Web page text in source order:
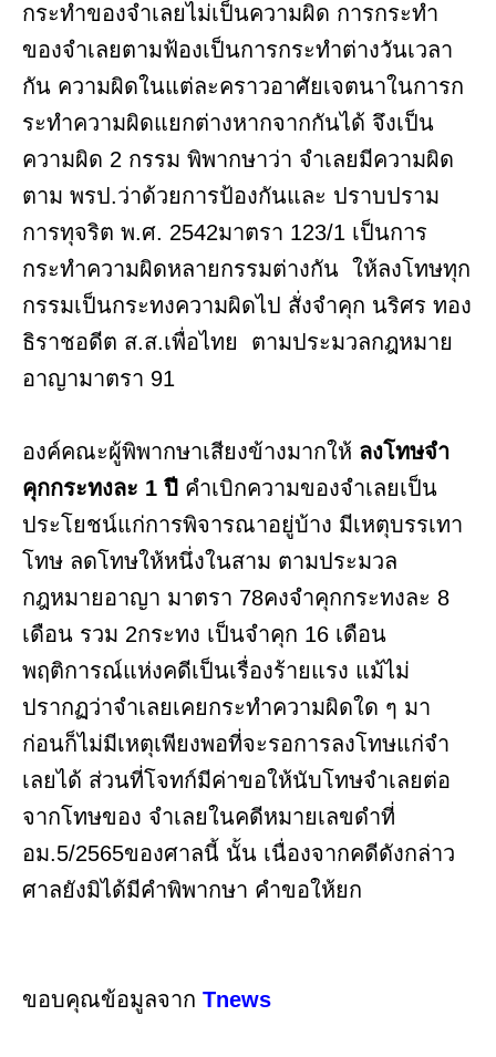
กระทำของจำเลยไม่เป็นความผิด การกระทํา
ของจำเลยตามฟ้องเป็นการกระทำต่างวันเวลา
กัน ความผิดในแต่ละคราวอาศัยเจตนาในการก
ระทําความผิดแยกต่างหากจากกันได้ จึงเป็น
ความผิด 2 กรรม พิพากษาว่า จำเลยมีความผิด
ตาม พรป.ว่าด้วยการป้องกันและ ปราบปราม
การทุจริต พ.ศ. 2542มาตรา 123/1 เป็นการ
กระทำความผิดหลายกรรมต่างกัน ให้ลงโทษทุก
กรรมเป็นกระทงความผิดไป สั่งจำคุก นริศร ทอง
ธิราชอดีต ส.ส.เพื่อไทย ตามประมวลกฎหมาย
อาญามาตรา 91
องค์คณะผู้พิพากษาเสียงข้างมากให้ ลงโทษจํา
คุกกระทงละ 1 ปี คำเบิกความของจำเลยเป็น
ประโยชน์แก่การพิจารณาอยู่บ้าง มีเหตุบรรเทา
โทษ ลดโทษให้หนึ่งในสาม ตามประมวล
กฎหมายอาญา มาตรา 78คงจำคุกกระทงละ 8
เดือน รวม 2กระทง เป็นจำคุก 16 เดือน
พฤติการณ์แห่งคดีเป็นเรื่องร้ายแรง แม้ไม่
ปรากฏว่าจำเลยเคยกระทำความผิดใด ๆ มา
ก่อนก็ไม่มีเหตุเพียงพอที่จะรอการลงโทษแก่จํา
เลยได้ ส่วนที่โจทก์มีค่าขอให้นับโทษจําเลยต่อ
จากโทษของ จําเลยในคดีหมายเลขดำที่
อม.5/2565ของศาลนี้ นั้น เนื่องจากคดีดังกล่าว
ศาลยังมิได้มีคำพิพากษา คำขอให้ยก
ขอบคุณข้อมูลจาก Tnews